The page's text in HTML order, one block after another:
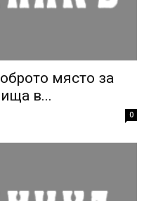
място за
в...
0